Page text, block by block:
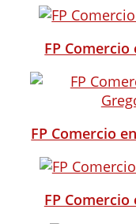
FP Comercio
FP Comercio
FP Comercio